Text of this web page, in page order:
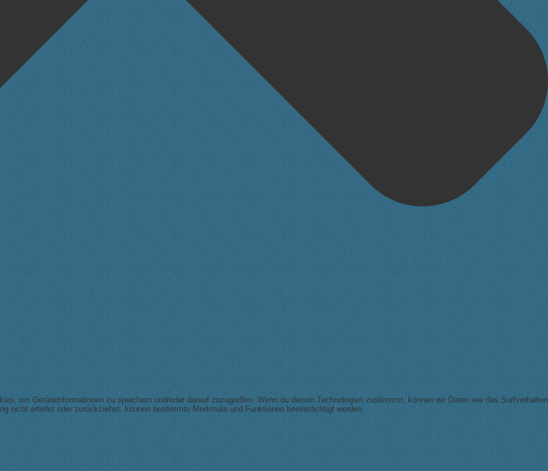
um Geräteinformationen zu speichern und/oder darauf zuzugreifen. Wenn du diesen Technologien zustimmst, können wir Daten wie das Surfverhalten
nicht erteilst oder zurückziehst, können bestimmte Merkmale und Funktionen beeinträchtigt werden.
forum.xtme.de/wp-content/plugins/tinymce-advanced/mce/searchreplace/plugin.min.js